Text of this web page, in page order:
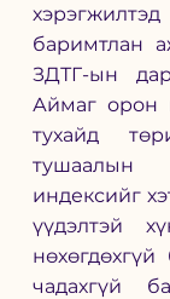
баримтлан
ЗДТГ-ын
Аймаг орон
тухайд
тушаалын
индексийг
үүдэлтэй
чадахгүй